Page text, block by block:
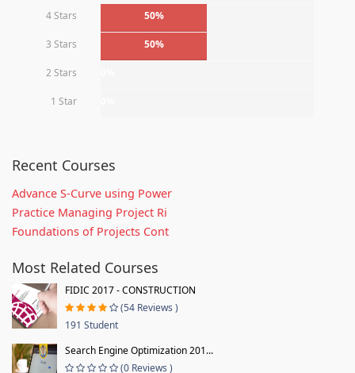
4 Stars 50%
3 Stars 50%
2 Stars
1 Star
Recent Courses
Advance S-Curve using Power
Practice Managing Project Ri
Foundations of Projects Cont
Most Related Courses
FIDIC 2017 - CONSTRUCTION
(54 Reviews )
191 Student
Search Engine Optimization 201...
(0 Reviews )